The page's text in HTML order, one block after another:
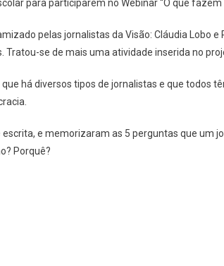
para participarem no Webinar “O que fazem
pelas jornalistas da Visão: Cláudia Lobo e
Tratou-se de mais uma atividade inserida no
há diversos tipos de jornalistas e que todos
e memorizaram as 5 perguntas que um
Porquê?